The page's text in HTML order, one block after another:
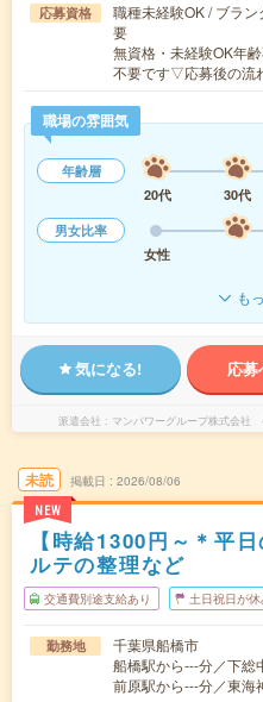
応募資格
職種未経験OK / ブラ
要
無資格・未経験OK年
不要です▽応募後の流
職場の雰囲気
年齢層
20代
30代
男女比率
女性
も
気になる! 応
派遣会社 マンパワーグループ株式会社
未読
NEW
掲載日 2026/08/06
【時給1300円～＊平
ルテの整理など
交通費別途支給あり 土日祝日が休
勤務地
千葉県船橋市
船橋駅から---分／下総
前原駅から---分／東海